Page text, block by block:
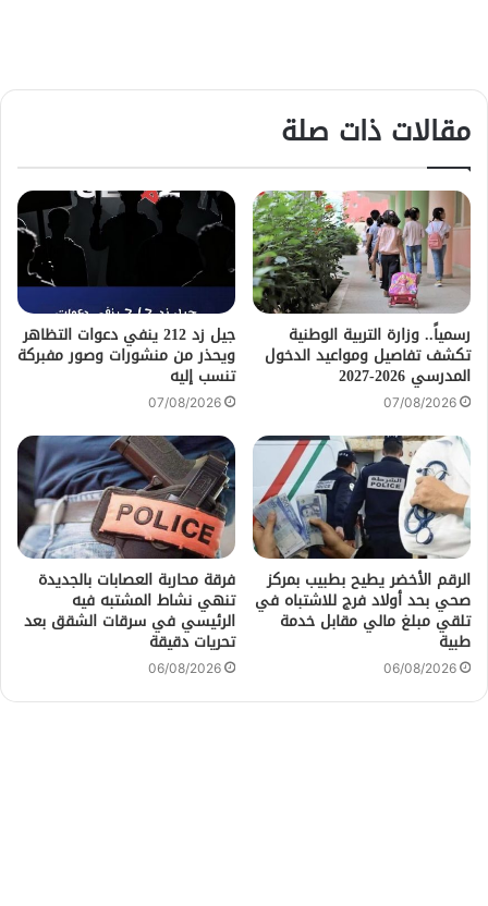
مقالات ذات صلة
رسمياً.. وزارة التربية الوطنية
تكشف تفاصيل ومواعيد الدخول
المدرسي 2026-2027
07/08/2026
جيل زد 212 ينفي دعوات التظاهر
ويحذر من منشورات وصور مفبركة
تنسب إليه
07/08/2026
الرقم الأخضر يطيح بطبيب بمركز
صحي بحد أولاد فرج للاشتباه في
تلقي مبلغ مالي مقابل خدمة
طبية
06/08/2026
فرقة محاربة العصابات بالجديدة
تنهي نشاط المشتبه فيه
الرئيسي في سرقات الشقق بعد
تحريات دقيقة
06/08/2026